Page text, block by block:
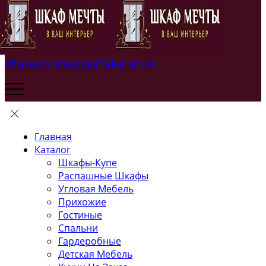
Whatsapp Untapped Telegram Vk
Главная
Каталог
Шкафы-Купе
Распашные Шкафы
Угловая Мебель
Прихожие
Гостиные
Спальни
Гардеробные
Детская Мебель